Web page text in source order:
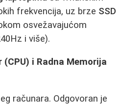
frekvencija, uz brze SSD
osvežavajućom
i više).
(CPU) i Radna Memorija
računara. Odgovoran je